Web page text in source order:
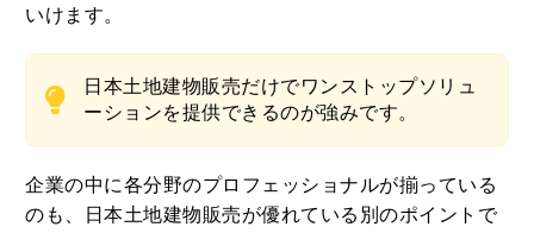
いけます。
日本土地建物販売だけでワンストップソリュ
ーションを提供できるのが強みです。
企業の中に各分野のプロフェッショナルが揃っている
のも、日本土地建物販売が優れている別のポイントで